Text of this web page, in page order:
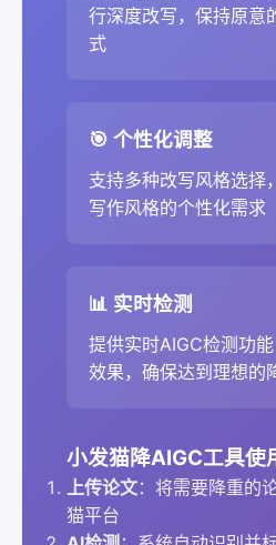
行深度改写，保持原意
式
🎯 个性化调整
支持多种改写风格选择
写作风格的个性化需求
📊 实时检测
提供实时AIGC检测功
效果，确保达到理想的
小发猫降AIGC工具使
上传论文：将需要降重的
猫平台